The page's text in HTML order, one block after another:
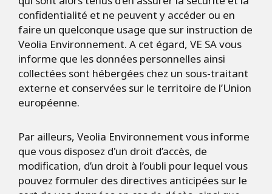
confidentialité et ne peuvent y accéder ou en
faire un quelconque usage que sur instruction de
Veolia Environnement. A cet égard, VE SA vous
informe que les données personnelles ainsi
collectées sont hébergées chez un sous-traitant
externe et conservées sur le territoire de l’Union
européenne.
Par ailleurs, Veolia Environnement vous informe
que vous disposez d'un droit d’accès, de
modification, d’un droit à l’oubli pour lequel vous
pouvez formuler des directives anticipées sur le